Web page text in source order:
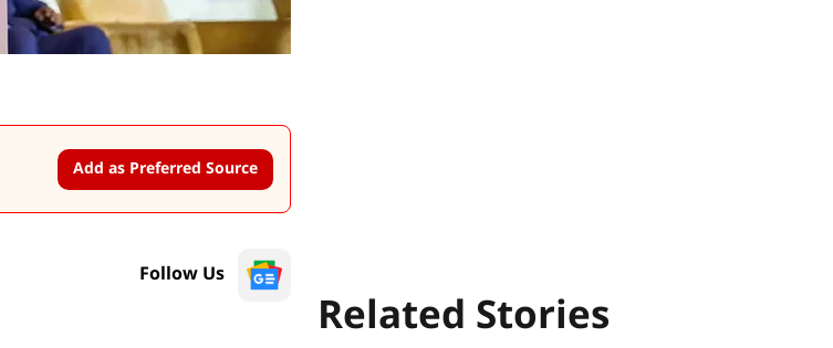
Add as Preferred Source
Follow Us
Related Stories